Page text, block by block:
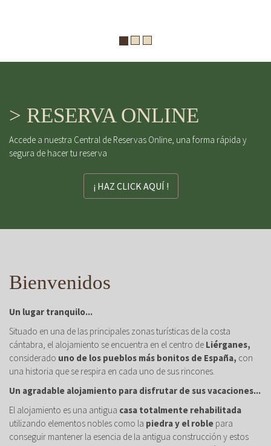
> RESERVA ONLINE
Accede a nuestra Central de Reservas Online, una forma rápida y
segura de hacer tu reserva
¡ HAZ CLICK AQUÍ !
Bienvenidos
Un lugar tranquilo...
Situado en una de las principales zonas turísticas de la costa
cántabra, el alojamiento se encuentra en el centro de Liérganes,
considerado uno de los pueblos más bonitos de España, con
una historia que se respira en cada uno de sus rincones.
Un agradable alojamiento para disfrutar de sus vacaciones...
El alojamiento es una antigua casa totalmente rehabilitada
utilizando elementos nobles como la piedra y el roble para
conseguir mantener la esencia de la antigua construcción y estos